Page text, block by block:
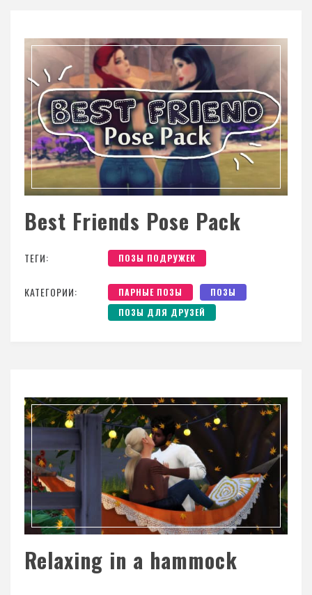
Best Friends Pose Pack
ТЕГИ: ПОЗЫ ПОДРУЖЕК
КАТЕГОРИИ: ПАРНЫЕ ПОЗЫ
ПОЗЫ
ПОЗЫ ДЛЯ ДРУЗЕЙ
Relaxing in a hammock